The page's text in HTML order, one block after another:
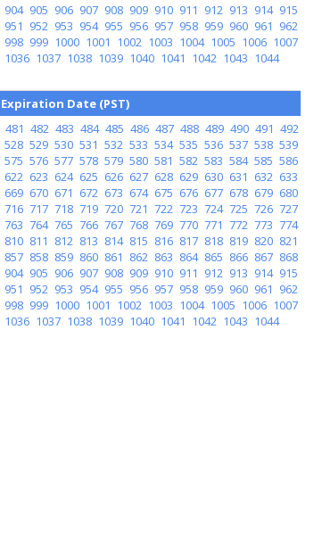
904 905 906 907 908 909 910 911 912 913 914 915
951 952 953 954 955 956 957 958 959 960 961 962
998 999 1000 1001 1002 1003 1004 1005 1006 1007
1036 1037 1038 1039 1040 1041 1042 1043 1044
Expiration Date (PST)
481 482 483 484 485 486 487 488 489 490 491 492
528 529 530 531 532 533 534 535 536 537 538 539
575 576 577 578 579 580 581 582 583 584 585 586
622 623 624 625 626 627 628 629 630 631 632 633
669 670 671 672 673 674 675 676 677 678 679 680
716 717 718 719 720 721 722 723 724 725 726 727
763 764 765 766 767 768 769 770 771 772 773 774
810 811 812 813 814 815 816 817 818 819 820 821
857 858 859 860 861 862 863 864 865 866 867 868
904 905 906 907 908 909 910 911 912 913 914 915
951 952 953 954 955 956 957 958 959 960 961 962
998 999 1000 1001 1002 1003 1004 1005 1006 1007
1036 1037 1038 1039 1040 1041 1042 1043 1044